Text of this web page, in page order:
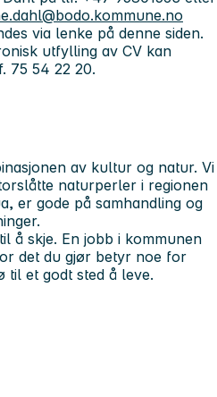
via lenke på denne siden.
utfylling av CV kan
75 54 22 20.
av kultur og natur. Vi
naturperler i regionen
er gode på samhandling og
å skje. En jobb i kommunen
det du gjør betyr noe for
til et godt sted å leve.